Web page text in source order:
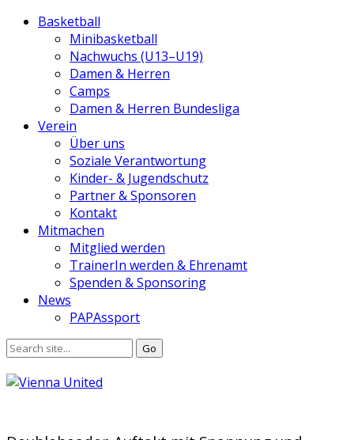
Basketball
Minibasketball
Nachwuchs (U13–U19)
Damen & Herren
Camps
Damen & Herren Bundesliga
Verein
Über uns
Soziale Verantwortung
Kinder- & Jugendschutz
Partner & Sponsoren
Kontakt
Mitmachen
Mitglied werden
TrainerIn werden & Ehrenamt
Spenden & Sponsoring
News
PAPAssport